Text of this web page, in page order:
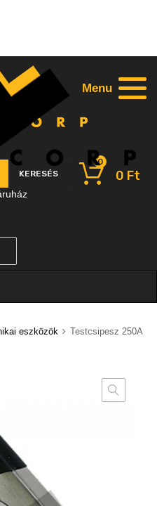
KERESÉS 0 Ft
0
eszközök Testcsipesz 250A
Menu